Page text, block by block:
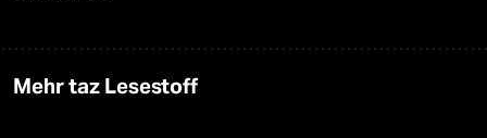
Mehr taz Lesestoff